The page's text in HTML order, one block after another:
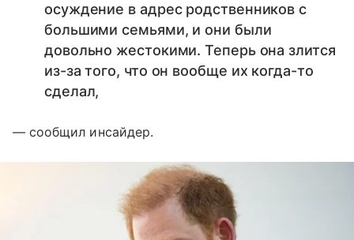
осуждение в адрес родственников с
большими семьями, и они были
довольно жестокими. Теперь она злится
из-за того, что он вообще их когда-то
сделал,
— сообщил инсайдер.